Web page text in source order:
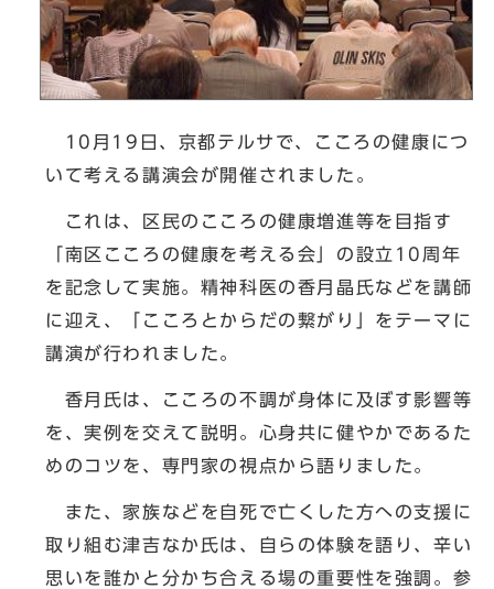
10月19日、京都テルサで、こころの健康につ
いて考える講演会が開催されました。
これは、区民のこころの健康増進等を目指す
「南区こころの健康を考える会」の設立10周年
を記念して実施。精神科医の香月晶氏などを講師
に迎え、「こころとからだの繋がり」をテーマに
講演が行われました。
香月氏は、こころの不調が身体に及ぼす影響等
を、実例を交えて説明。心身共に健やかであるた
めのコツを、専門家の視点から語りました。
また、家族などを自死で亡くした方への支援に
取り組む津吉なか氏は、自らの体験を語り、辛い
思いを誰かと分かち合える場の重要性を強調。参